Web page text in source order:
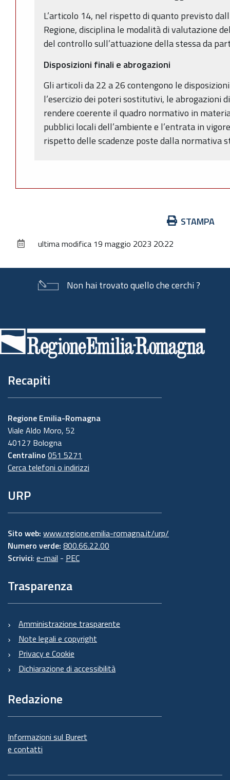
L’articolo 14, nel rispetto di quanto previsto
Regione, disciplina le modalità di valutazione
del controllo sull’attuazione della stessa da
Disposizioni finali e abrogazioni
Gli articoli da 22 a 26 contengono le
l’esercizio dei poteri sostitutivi, le abrogazioni
rendere coerente il quadro normativo in
pubblici locali dell’ambiente e l’entrata in
rispetto delle scadenze poste dalla normativa
documento
STAMPA
ultima modifica 19 maggio 2023 20:22
Non hai trovato quello che cerchi ?
di
pagina
Recapiti
Regione Emilia-Romagna
Viale Aldo Moro, 52
40127 Bologna
Centralino 051 5271
Cerca telefoni o indirizzi
URP
Sito web: www.regione.emilia-romagna.it/urp/
Numero verde: 800.66.22.00
Scrivici: e-mail - PEC
Trasparenza
Amministrazione trasparente
Note legali e copyright
Privacy e Cookie
Dichiarazione di accessibilità
Redazione
Informazioni sul Burert
e contatti